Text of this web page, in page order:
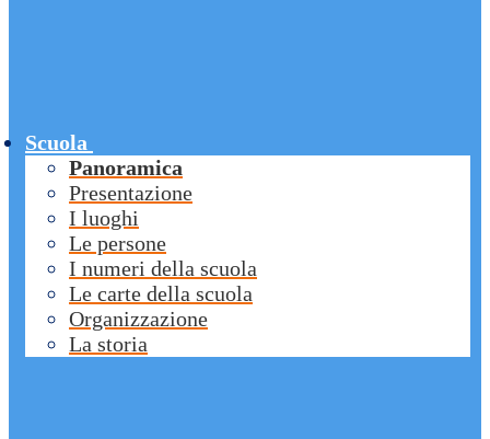
Scuola
Panoramica
Presentazione
I luoghi
Le persone
I numeri della scuola
Le carte della scuola
Organizzazione
La storia